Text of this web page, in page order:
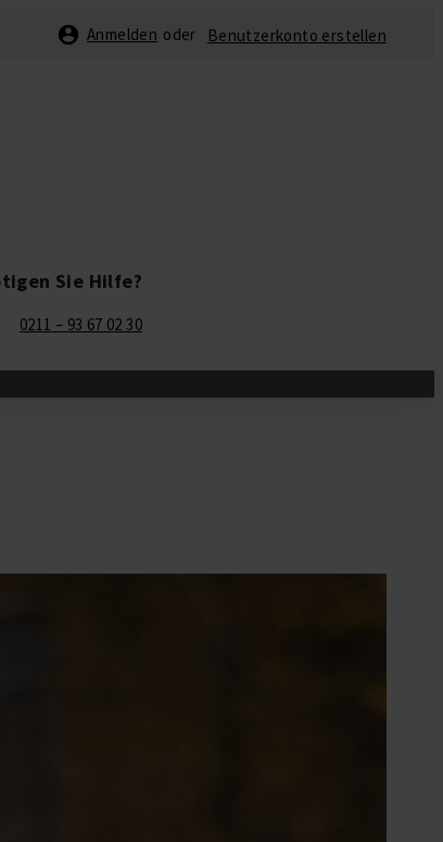
Anmelden Benutzerkonto erstellen
Sie Hilfe?
0211 – 93 67 02 30